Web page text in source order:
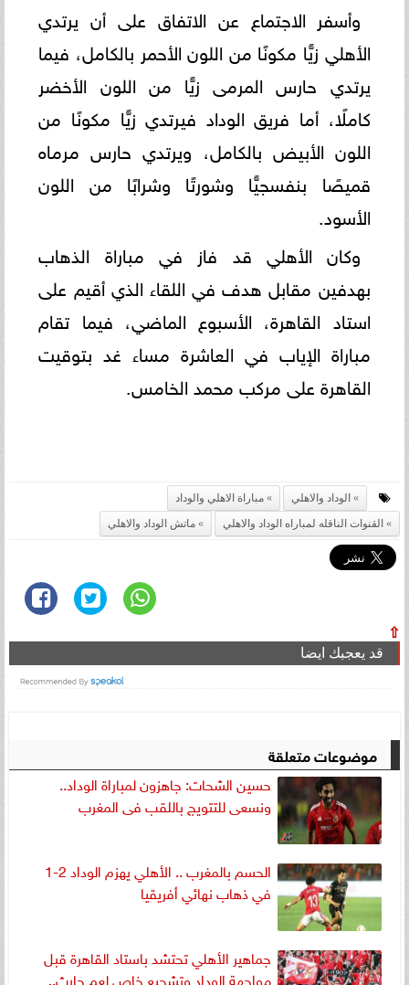
وأسفر الاجتماع عن الاتفاق على أن يرتدي
الأهلي زيًّا مكونًا من اللون الأحمر بالكامل، فيما
يرتدي حارس المرمى زيًّا من اللون الأخضر
كاملًا، أما فريق الوداد فيرتدي زيًّا مكونًا من
اللون الأبيض بالكامل، ويرتدي حارس مرماه
قميصًا بنفسجيًّا وشورتًا وشرابًا من اللون
الأسود.
وكان الأهلي قد فاز في مباراة الذهاب
بهدفين مقابل هدف في اللقاء الذي أقيم على
استاد القاهرة، الأسبوع الماضي، فيما تقام
مباراة الإياب في العاشرة مساء غد بتوقيت
القاهرة على مركب محمد الخامس.
الوداد والاهلي
مباراة الاهلي والوداد
القنوات الناقله لمباراه الوداد والاهلي
ماتش الوداد والاهلي
⇧
قد يعجبك ايضا
موضوعات متعلقة
حسين الشحات: جاهزون لمباراة الوداد..
ونسعى للتتويج باللقب فى المغرب
الحسم بالمغرب .. الأهلي يهزم الوداد 2-1
في ذهاب نهائي أفريقيا
جماهير الأهلي تحتشد باستاد القاهرة قبل
مواجهة الوداد وتشجيع خاص لعم حارث..